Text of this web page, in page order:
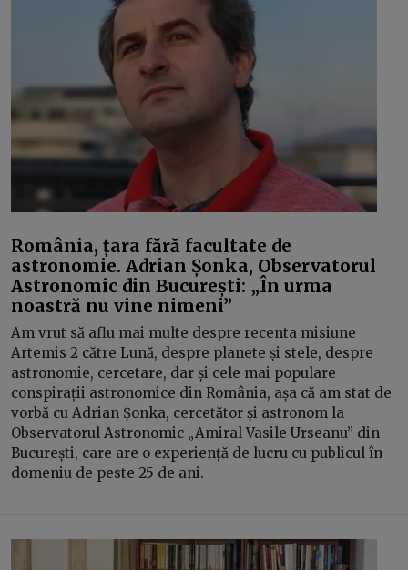
România, țara fără facultate de
astronomie. Adrian Șonka, Observatorul
Astronomic din București: „În urma
noastră nu vine nimeni”
Am vrut să aflu mai multe despre recenta misiune
Artemis 2 către Lună, despre planete și stele, despre
astronomie, cercetare, dar și cele mai populare
conspirații astronomice din România, așa că am stat de
vorbă cu Adrian Șonka, cercetător și astronom la
Observatorul Astronomic „Amiral Vasile Urseanu” din
București, care are o experiență de lucru cu publicul în
domeniu de peste 25 de ani.